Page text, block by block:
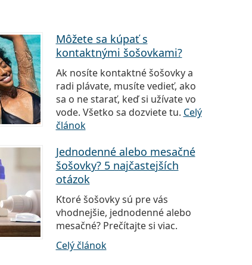
Môžete sa kúpať s
kontaktnými šošovkami?
Ak nosíte kontaktné šošovky a
radi plávate, musíte vedieť, ako
sa o ne starať, keď si užívate vo
vode. Všetko sa dozviete tu. Celý
článok
Jednodenné alebo mesačné
šošovky? 5 najčastejších
otázok
Ktoré šošovky sú pre vás
vhodnejšie, jednodenné alebo
mesačné? Prečítajte si viac.
Celý článok